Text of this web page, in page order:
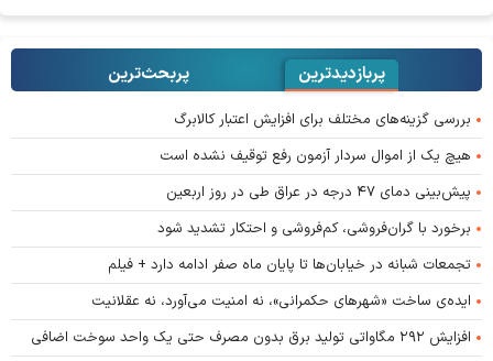
پربازدیدترین پربحث‌ترین‌
بررسی گزینه‌های مختلف برای افزایش اعتبار کالابرگ
هیچ یک از اموال سردار آزمون رفع توقیف نشده است
پیش‌بینی دمای ۴۷ درجه در عراق طی در روز اربعین
برخورد با گران‌فروشی، کم‌فروشی و احتکار تشدید شود
تجمعات شبانه در خیابان‌ها تا پایان ماه صفر ادامه دارد + فیلم
ایده‌ی ساخت «شهرهای حکمرانی»، نه امنیت می‌آورد، نه عقلانیت
افزایش ۲۹۲ مگاواتی تولید برق بدون مصرف حتی یک واحد سوخت اضافی